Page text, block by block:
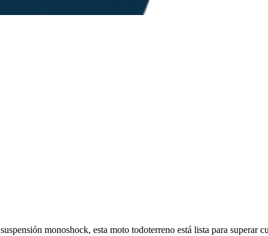
monoshock, esta moto todoterreno está lista para superar